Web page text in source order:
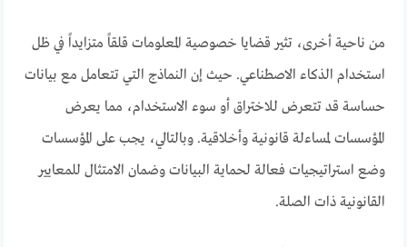
من ناحية أخرى، تثير قضايا خصوصية المعلومات قلقاً متزايداً في ظل
استخدام الذكاء الاصطناعي. حيث إن النماذج التي تتعامل مع بيانات
حساسة قد تتعرض للاختراق أو سوء الاستخدام، مما يعرض
المؤسسات لمساءلة قانونية وأخلاقية. وبالتالي، يجب على المؤسسات
وضع استراتيجيات فعالة لحماية البيانات وضمان الامتثال للمعايير
القانونية ذات الصلة.